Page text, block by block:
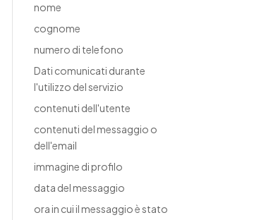
nome
cognome
numero di telefono
Dati comunicati durante
l'utilizzo del servizio
contenuti dell'utente
contenuti del messaggio o
dell'email
immagine di profilo
data del messaggio
ora in cui il messaggio è stato